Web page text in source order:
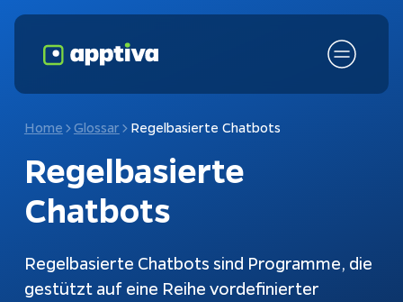
Home Glossar Regelbasierte Chatbots
Regelbasierte
Chatbots
Regelbasierte Chatbots sind Programme, die
gestützt auf eine Reihe vordefinierter